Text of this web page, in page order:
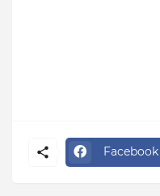
Facebook